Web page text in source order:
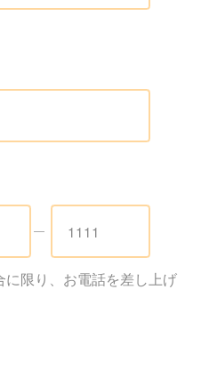
限り、お電話を差し上げ